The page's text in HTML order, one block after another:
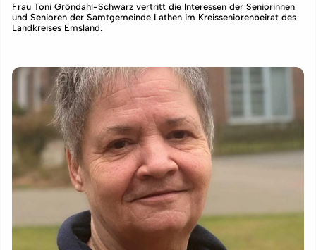
Frau Toni Gröndahl-Schwarz vertritt die Interessen der Seniorinnen
und Senioren der Samtgemeinde Lathen im Kreisseniorenbeirat des
Landkreises Emsland.